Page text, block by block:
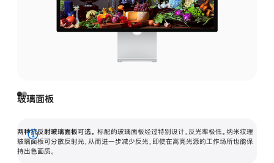
玻璃面板
两种抗反射玻璃面板可选。 标配的玻璃面板经过特别设计，反光率极低。纳米纹理
玻璃面板可分散反射光，从而进一步减少反光，即使在高亮光源的工作场所也能保
持出色画质。
展
开